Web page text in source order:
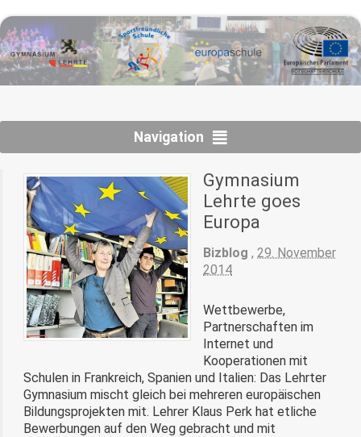
Navigation
Gymnasium
Lehrte goes
Europa
Bizblog , 29. November
2014
Wettbewerbe,
Partnerschaften im
Internet und
Kooperationen mit
Schulen in Frankreich, Spanien und Italien: Das Lehrter
Gymnasium mischt gleich bei mehreren europäischen
Bildungsprojekten mit. Lehrer Klaus Perk hat etliche
Bewerbungen auf den Weg gebracht und mit